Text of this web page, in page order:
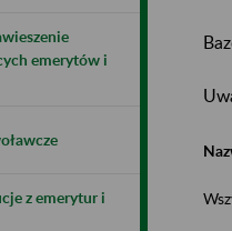
emerytów i
z emerytur i